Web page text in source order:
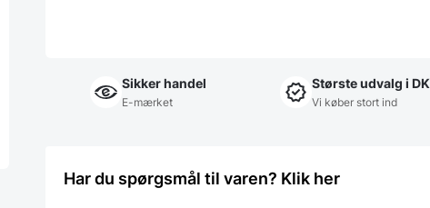
Sikker handel
E-mærket
Største udvalg i DK
Vi køber stort ind
Har du spørgsmål til varen? Klik her